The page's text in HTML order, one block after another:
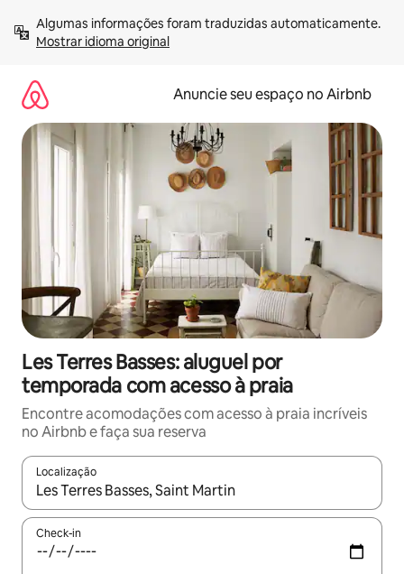
para
Mostrar idioma original
Anuncie seu espaço no Airbnb
Les Terres Basses: aluguel por
temporada com acesso à praia
Encontre acomodações com acesso à praia incríveis
no Airbnb e faça sua reserva
Localização
Quando os resultados estiverem disponíveis, explore-os
Check-in